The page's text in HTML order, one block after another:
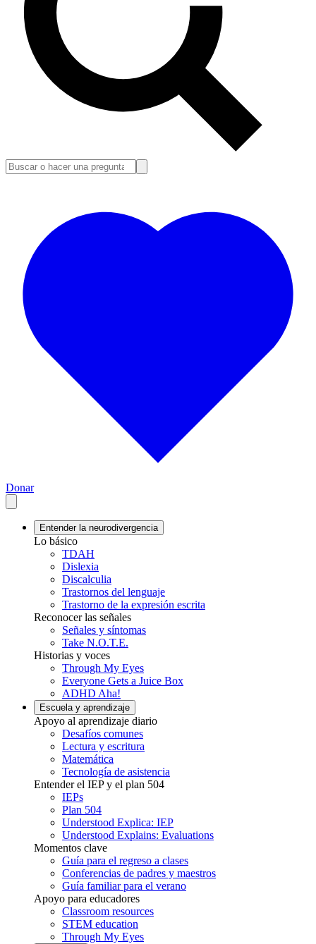
Donar
Entender la neurodivergencia
Lo básico
TDAH
Dislexia
Discalculia
Trastornos del lenguaje
Trastorno de la expresión escrita
Reconocer las señales
Señales y síntomas
Take N.O.T.E.
Historias y voces
Through My Eyes
Everyone Gets a Juice Box
ADHD Aha!
Escuela y aprendizaje
Apoyo al aprendizaje diario
Desafíos comunes
Lectura y escritura
Matemática
Tecnología de asistencia
Entender el IEP y el plan 504
IEPs
Plan 504
Understood Explica: IEP
Understood Explains: Evaluations
Momentos clave
Guía para el regreso a clases
Conferencias de padres y maestros
Guía familiar para el verano
Apoyo para educadores
Classroom resources
STEM education
Through My Eyes